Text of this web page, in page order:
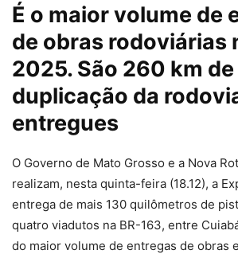
É o maior volume de
de obras rodoviárias
2025. São 260 km de
duplicação da
entregues
O Governo de Mato Grosso e a Nova
realizam, nesta quinta-feira (18.12), a
entrega de mais 130 quilômetros de
quatro viadutos na BR-163, entre
do maior volume de entregas de obras